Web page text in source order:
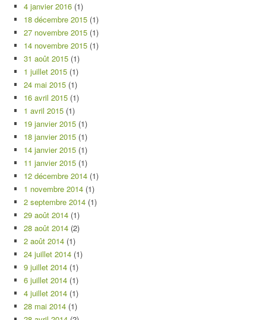
4 janvier 2016 (1)
18 décembre 2015 (1)
27 novembre 2015 (1)
14 novembre 2015 (1)
31 août 2015 (1)
1 juillet 2015 (1)
24 mai 2015 (1)
16 avril 2015 (1)
1 avril 2015 (1)
19 janvier 2015 (1)
18 janvier 2015 (1)
14 janvier 2015 (1)
11 janvier 2015 (1)
12 décembre 2014 (1)
1 novembre 2014 (1)
2 septembre 2014 (1)
29 août 2014 (1)
28 août 2014 (2)
2 août 2014 (1)
24 juillet 2014 (1)
9 juillet 2014 (1)
6 juillet 2014 (1)
4 juillet 2014 (1)
28 mai 2014 (1)